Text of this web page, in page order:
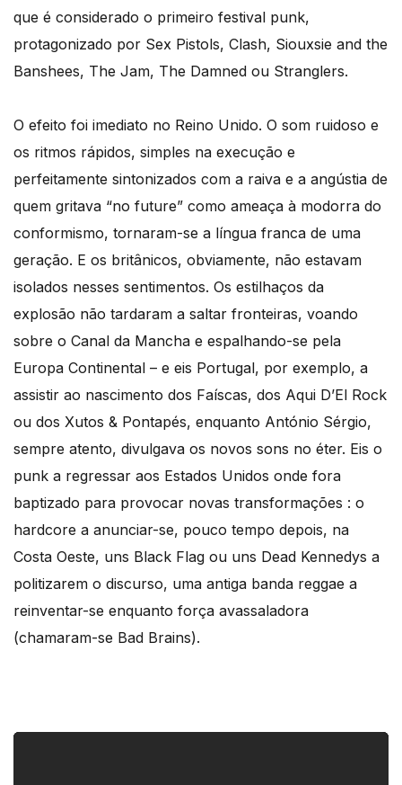
que é considerado o primeiro festival punk,
protagonizado por Sex Pistols, Clash, Siouxsie and the
Banshees, The Jam, The Damned ou Stranglers.
O efeito foi imediato no Reino Unido. O som ruidoso e
os ritmos rápidos, simples na execução e
perfeitamente sintonizados com a raiva e a angústia de
quem gritava “no future” como ameaça à modorra do
conformismo, tornaram-se a língua franca de uma
geração. E os britânicos, obviamente, não estavam
isolados nesses sentimentos. Os estilhaços da
explosão não tardaram a saltar fronteiras, voando
sobre o Canal da Mancha e espalhando-se pela
Europa Continental – e eis Portugal, por exemplo, a
assistir ao nascimento dos Faíscas, dos Aqui D’El Rock
ou dos Xutos & Pontapés, enquanto António Sérgio,
sempre atento, divulgava os novos sons no éter. Eis o
punk a regressar aos Estados Unidos onde fora
baptizado para provocar novas transformações : o
hardcore a anunciar-se, pouco tempo depois, na
Costa Oeste, uns Black Flag ou uns Dead Kennedys a
politizarem o discurso, uma antiga banda reggae a
reinventar-se enquanto força avassaladora
(chamaram-se Bad Brains).